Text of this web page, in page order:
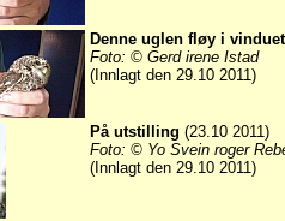
Denne uglen fløy i
Foto: © Gerd irene Istad
(Innlagt den 29.10 2011)
På utstilling (23.10 2011)
Foto: © Yo Svein roger
(Innlagt den 29.10 2011)